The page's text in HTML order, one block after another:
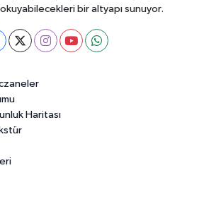
bir altyapı sunuyor.
Haritası